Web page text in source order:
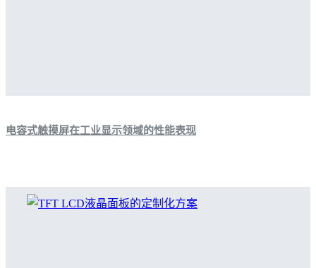
电容式触摸屏在工业显示领域的性能表现